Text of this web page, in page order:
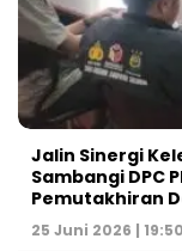
Jalin Sinergi
Sambangi DPC
Pemutakhiran
25 Juni 2026 |